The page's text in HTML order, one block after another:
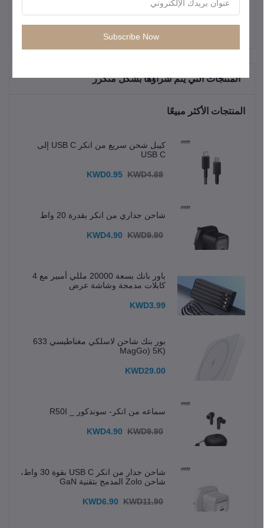
"المنتجات التي يتم شراؤها بشكل متكرر"
المنتجات الأكثر مبيعًا
كيبل شحن سريع من انكر USB C إلى
USB C
KWD0.95 KWD4.88
شاحن جداري من انكر بقدرة 20 واط
KWD4.90 KWD9.90
باور بانك بسعة 20000 مللي أمبير مع 4
كابلات مدمجة وشاشة عرض
KWD3.99
بور بنك شاحن لاسلكي مغناطيسي 633
(MagGo) 5K
KWD29.00
سماعه من انكر- سوندكور _ R50I
KWD4.90 KWD9.90
شاحن جدار من انكر USB C بقوة 30 واط،
شاحن Zolo المدمج بتقنية GaN
KWD6.90 KWD11.90
Subscribe Now